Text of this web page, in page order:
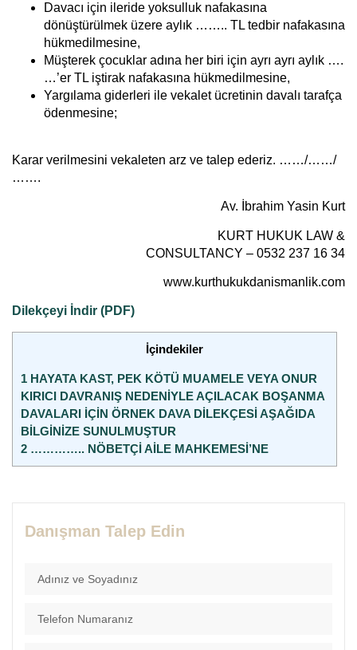
Davacı için ileride yoksulluk nafakasına
dönüştürülmek üzere aylık …….. TL tedbir nafakasına
hükmedilmesine,
Müşterek çocuklar adına her biri için ayrı ayrı aylık ….
…’er TL iştirak nafakasına hükmedilmesine,
Yargılama giderleri ile vekalet ücretinin davalı tarafça
ödenmesine;
Karar verilmesini vekaleten arz ve talep ederiz. ……/……/
…….
Av. İbrahim Yasin Kurt
KURT HUKUK LAW &
CONSULTANCY – 0532 237 16 34
www.kurthukukdanismanlik.com
Dilekçeyi İndir (PDF)
İçindekiler
1 HAYATA KAST, PEK KÖTÜ MUAMELE VEYA ONUR
KIRICI DAVRANIŞ NEDENİYLE AÇILACAK BOŞANMA
DAVALARI İÇİN ÖRNEK DAVA DİLEKÇESİ AŞAĞIDA
BİLGİNİZE SUNULMUŞTUR
2 ………….. NÖBETÇİ AİLE MAHKEMESİ’NE
Danışman Talep Edin